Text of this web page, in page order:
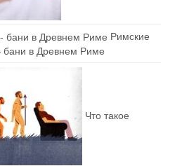
Римские
в Древнем Риме
Что такое